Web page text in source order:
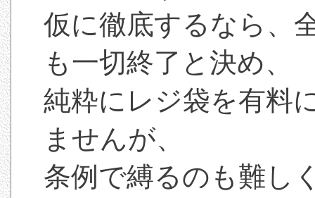
仮に徹底するなら、
も一切終了と決め、
純粋にレジ袋を有料
ませんが、
条例で縛るのも難し